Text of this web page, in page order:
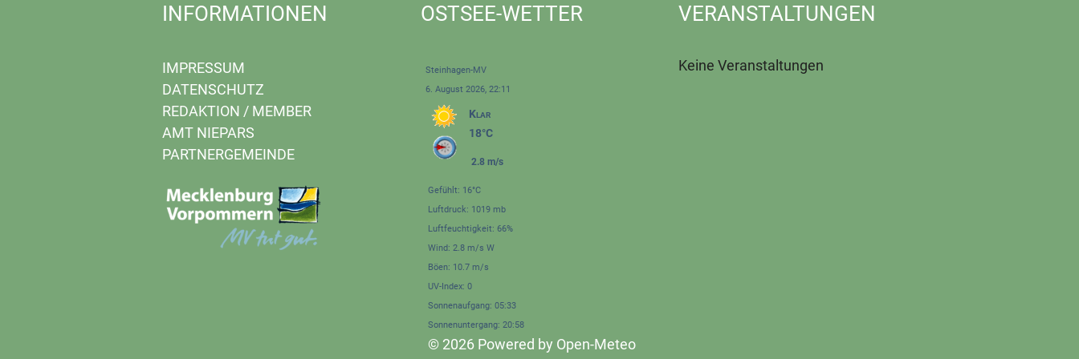
INFORMATIONEN
IMPRESSUM
DATENSCHUTZ
REDAKTION / MEMBER
AMT NIEPARS
PARTNERGEMEINDE
OSTSEE-WETTER
Steinhagen-MV
6. August 2026, 22:11
Klar
18°C
2.8 m/s
Gefühlt: 16°C
Luftdruck: 1019 mb
Luftfeuchtigkeit: 66%
Wind: 2.8 m/s W
Böen: 10.7 m/s
UV-Index: 0
Sonnenaufgang: 05:33
Sonnenuntergang: 20:58
© 2026 Powered by Open-Meteo
VERANSTALTUNGEN
Keine Veranstaltungen